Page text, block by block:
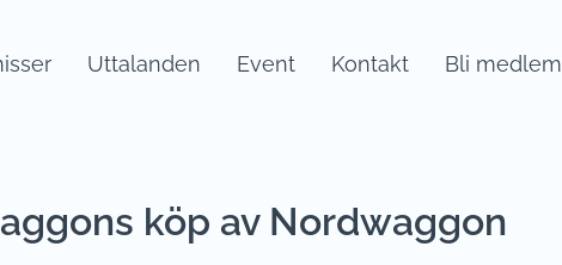
Uttalanden Event Kontakt Bli medlem
köp av Nordwaggon